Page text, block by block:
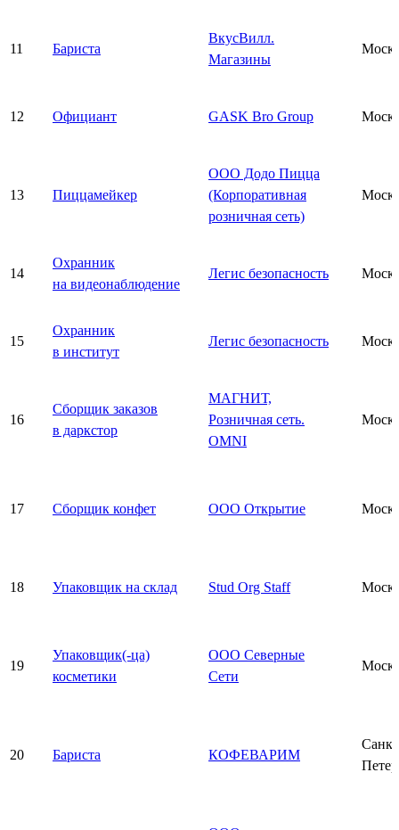
11 Бариста
ВкусВилл.
Магазины
12 Официант GASK Bro Group
13 Пиццамейкер
ООО Додо Пицца
(Корпоративная
розничная сеть)
14
Охранник
на видеонаблюдение
Легис безопасность
15
Охранник
в институт
Легис безопасность
16
Сборщик заказов
в даркстор
МАГНИТ,
Розничная сеть.
OMNI
17 Сборщик конфет ООО Открытие
18 Упаковщик на склад Stud Org Staff
19
Упаковщик(-ца)
косметики
ООО Северные
Сети
20 Бариста КОФЕВАРИМ